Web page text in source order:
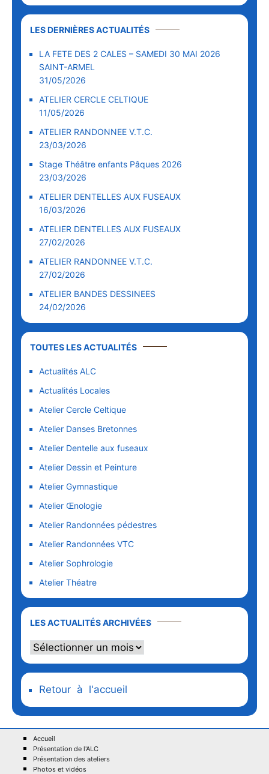
LES DERNIÈRES ACTUALITÉS
LA FETE DES 2 CALES – SAMEDI 30 MAI 2026
SAINT-ARMEL
31/05/2026
ATELIER CERCLE CELTIQUE
11/05/2026
ATELIER RANDONNEE V.T.C.
23/03/2026
Stage Théâtre enfants Pâques 2026
23/03/2026
ATELIER DENTELLES AUX FUSEAUX
16/03/2026
ATELIER DENTELLES AUX FUSEAUX
27/02/2026
ATELIER RANDONNEE V.T.C.
27/02/2026
ATELIER BANDES DESSINEES
24/02/2026
TOUTES LES ACTUALITÉS
Actualités ALC
Actualités Locales
Atelier Cercle Celtique
Atelier Danses Bretonnes
Atelier Dentelle aux fuseaux
Atelier Dessin et Peinture
Atelier Gymnastique
Atelier Œnologie
Atelier Randonnées pédestres
Atelier Randonnées VTC
Atelier Sophrologie
Atelier Théatre
LES ACTUALITÉS ARCHIVÉES
Retour à l'accueil
Accueil
Présentation de l'ALC
Présentation des ateliers
Photos et vidéos